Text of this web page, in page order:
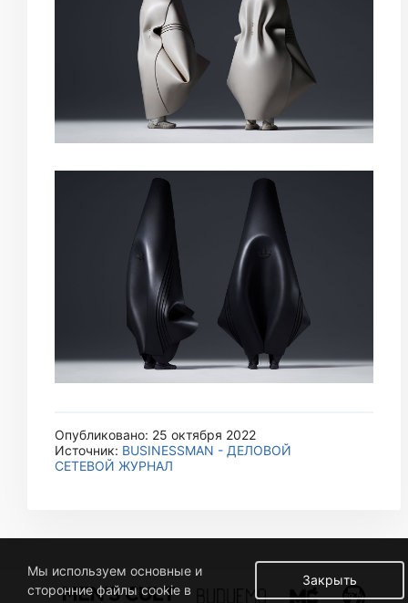
Опубликовано: 25 октября 2022
Источник: BUSINESSMAN - ДЕЛОВОЙ
СЕТЕВОЙ ЖУРНАЛ
Закрыть
Мы используем основные и
сторонние файлы cookie в